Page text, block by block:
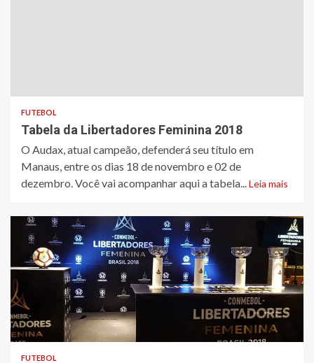
FUTEBOL
Tabela da Libertadores Feminina 2018
O Audax, atual campeão, defenderá seu título em
Manaus, entre os dias 18 de novembro e 02 de
dezembro. Você vai acompanhar aqui a tabela...Leia mais
FUTEBOL